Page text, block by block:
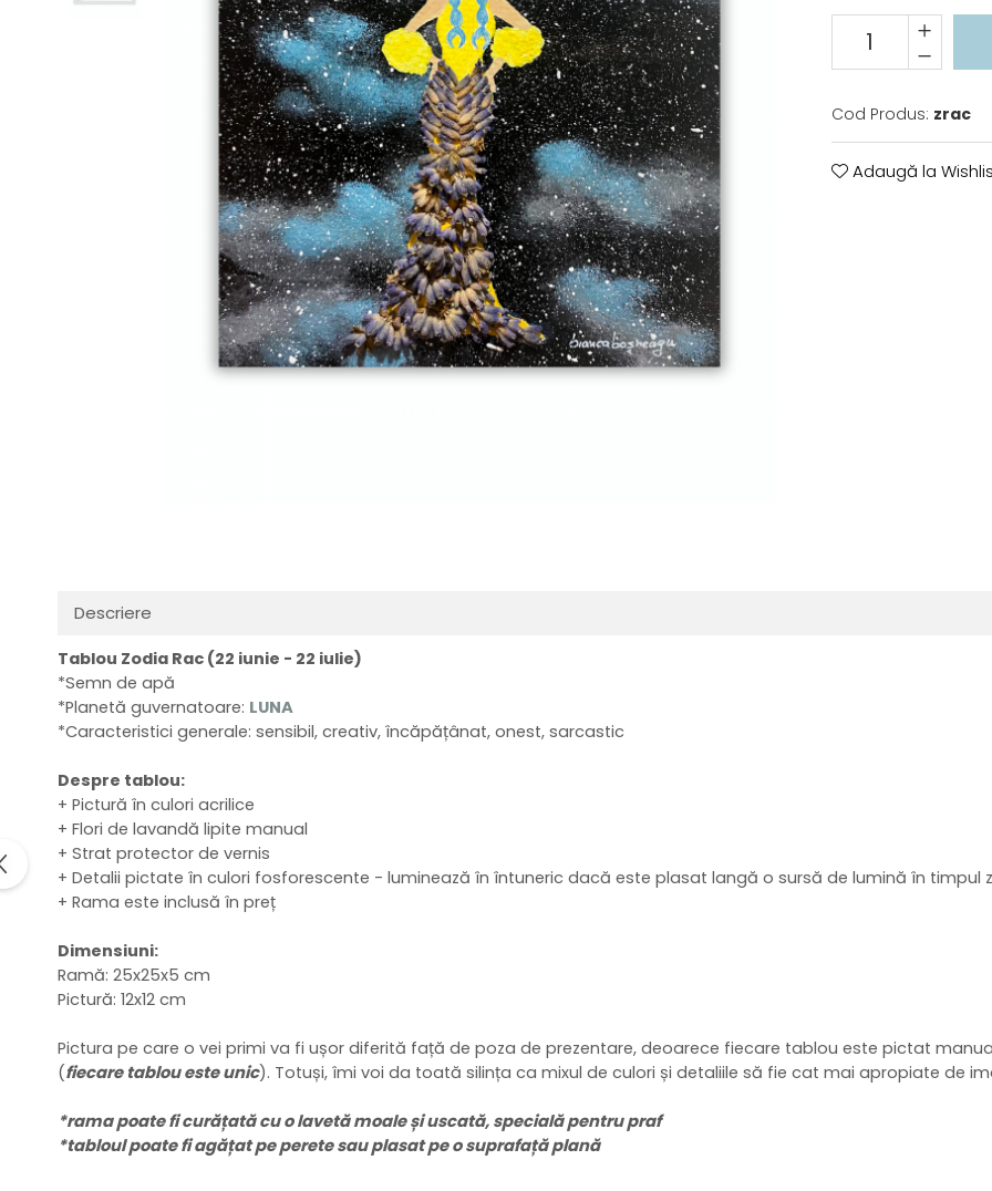
Cod Produs: zrac
Adaugă la
Descriere
Tablou Zodia Rac (22 iunie - 22 iulie)
*Semn de apă
*Planetă guvernatoare: LUNA
*Caracteristici generale: sensibil, creativ, încăpățânat, onest, sarcastic
Despre tablou:
+ Pictură în culori acrilice
+ Flori de lavandă lipite manual
+ Strat protector de vernis
+ Detalii pictate în culori fosforescente - luminează în întuneric dacă este plasat langă o sursă de lumină în timpul
+ Rama este inclusă în preț
Dimensiuni:
Ramă: 25x25x5 cm
Pictură: 12x12 cm
Pictura pe care o vei primi va fi ușor diferită față de poza de prezentare, deoarece fiecare tablou este pictat
(fiecare tablou este unic). Totuși, îmi voi da toată silința ca mixul de culori și detaliile să fie cat mai apropiate de
*rama poate fi curățată cu o lavetă moale și uscată, specială pentru praf
*tabloul poate fi agățat pe perete sau plasat pe o suprafață plană